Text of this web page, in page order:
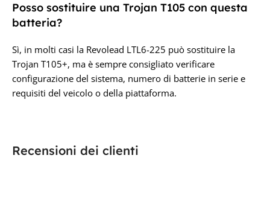
Posso sostituire una Trojan T105 con questa
batteria?
Sì, in molti casi la Revolead LTL6-225 può sostituire la
Trojan T105+, ma è sempre consigliato verificare
configurazione del sistema, numero di batterie in serie e
requisiti del veicolo o della piattaforma.
Recensioni dei clienti